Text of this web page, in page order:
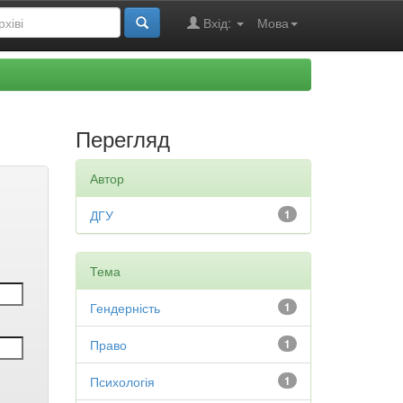
Мова
Вхід:
Перегляд
Автор
1
ДГУ
Тема
1
Гендерність
1
Право
1
Психологія